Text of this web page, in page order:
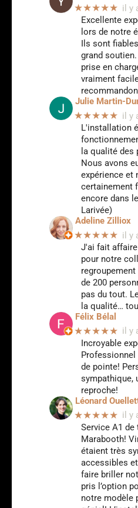
★★★★★ il y
Excellente
lors de notre
Ils sont
grand
prise en
vraiment
Julie Martin-
★★★★★ il y
L'installation
la qualité des
Nous avons
expérience et
certainement
encore dans
Larivée)
Adeline Zilliox
★★★★★ il y
J'ai fait
pour notre
de 200
pas du tout.
la qualité…
Félix Bélal
★★★★★ il y
Incroyable
de pointe!
sympathique,
reproche!
Léonard
★★★★★ il y
Service A1 de
Marabooth!
étaient très
accessibles
faire briller
pris l’option
notre modèle